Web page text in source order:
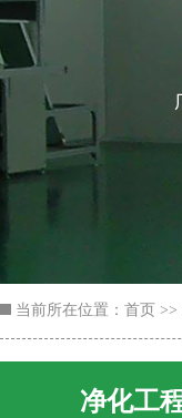
当前所在位置： 首页 >>
净化工